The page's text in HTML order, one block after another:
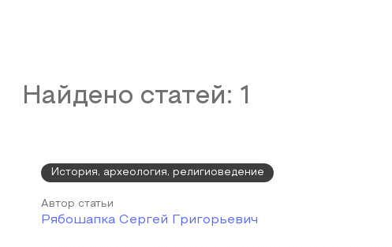
Найдено статей: 1
История, археология, религиоведение
Автор статьи
Рябошапка Сергей Григорьевич